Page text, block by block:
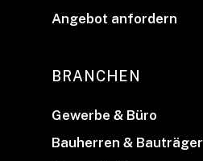
Angebot anfordern
BRANCHEN
Gewerbe & Büro
Bauherren & Bauträger